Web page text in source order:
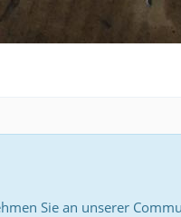
Sie an unserer